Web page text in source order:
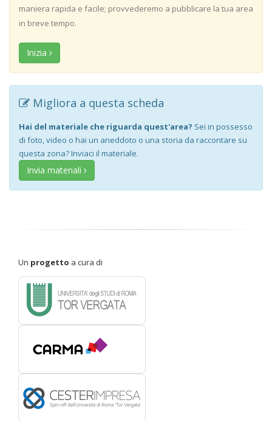
maniera rapida e facile; provvederemo a pubblicare la tua area
in breve tempo.
Inizia
Migliora a questa scheda
Hai del materiale che riguarda quest'area? Sei in possesso
di foto, video o hai un aneddoto o una storia da raccontare su
questa zona? Inviaci il materiale.
Invia materiali
Un progetto a cura di